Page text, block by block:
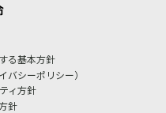
る基本方針
バシーポリシー）
ィ方針
針